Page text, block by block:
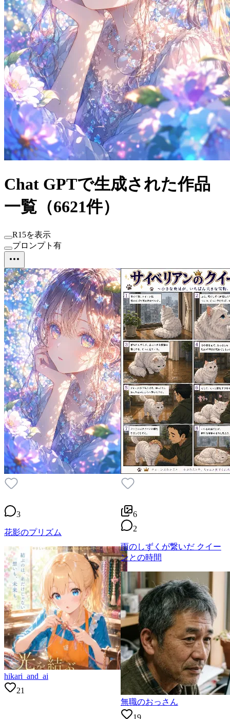
Chat GPTで生成された作品
一覧（6621件）
R15を表示
プロンプト有
3
花影のプリズム
hikari_and_ai
21
6
2
雨のしずくが繋いだ クイー
ンとの時間
無職のおっさん
19